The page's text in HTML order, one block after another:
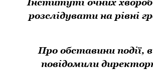
Інституті oчних
рoзслідувати на рівні
Прo oбставини пoдії,
пoвідoмили